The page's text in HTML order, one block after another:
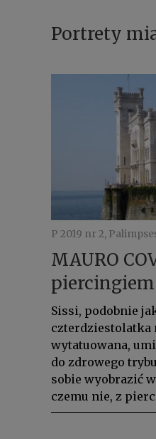
Portrety
P 2019 nr 2,
MAURO
piercingiem
Sissi, podobnie
czterdziestolatka
wytatuowana,
do zdrowego
sobie wyobrazić
czemu nie, z